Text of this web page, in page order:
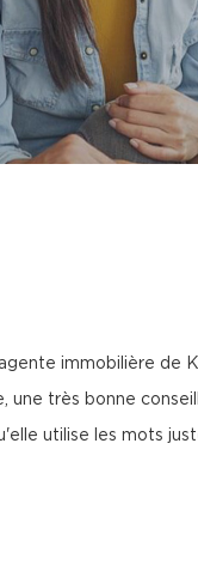
immobilière de
une très bonne
utilise les mots